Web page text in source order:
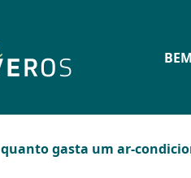
quanto gasta um ar-